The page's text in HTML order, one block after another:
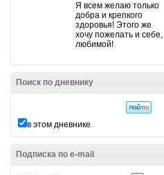
Я всем желаю только
добра и крепкого
здоровья! Этого же
хочу пожелать и себе,
любимой!
Поиск по дневнику
в этом дневнике
Подписка по e-mail